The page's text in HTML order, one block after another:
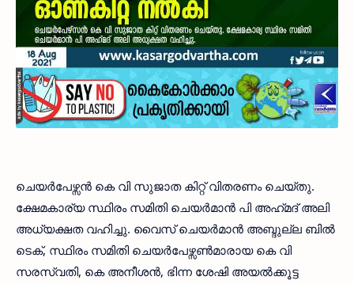
ചെയർപേഴ്സൻ കെ വി സുജാത കിറ്റ് വിതരണം ചെയ്തു.
ക്ഷേമകാര്യ സ്ഥിരം സമിതി ചെയർമാൻ പി അഹ്‌മദ്‌ അലി
അധ്യക്ഷത വഹിച്ചു. വൈസ് ചെയർമാൻ അബ്ദുല്ല ബിൽ
ടെക്, സ്ഥിരം സമിതി ചെയർപേഴ്സൺമാരായ കെ വി
സരസ്വതി, കെ അനീശൻ, ഭിന്ന ശേഷി അയൽക്കൂട്ട